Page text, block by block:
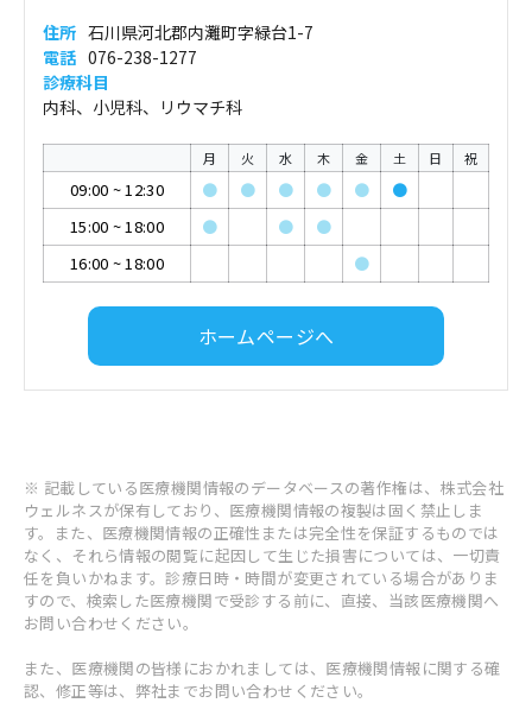
住所 石川県河北郡内灘町字緑台1-7
電話 076-238-1277
診療科目
内科、小児科、リウマチ科
月 火 水 木 金 土 日 祝
09:00 ~12:30 ● ● ● ● ●
●
15:00 ~18:00 ● ●
●
16:00 ~18:00 ●
ホームページへ
※ 記載している医療機関情報のデータベースの著作権は、株式会社
ウェルネスが保有しており、医療機関情報の複製は固く禁止しま
す。また、医療機関情報の正確性または完全性を保証するものでは
なく、それら情報の閲覧に起因して生じた損害については、一切責
任を負いかねます。診療日時・時間が変更されている場合がありま
すので、検索した医療機関で受診する前に、直接、当該医療機関へ
お問い合わせください。
また、医療機関の皆様におかれましては、医療機関情報に関する確
認、修正等は、弊社までお問い合わせください。